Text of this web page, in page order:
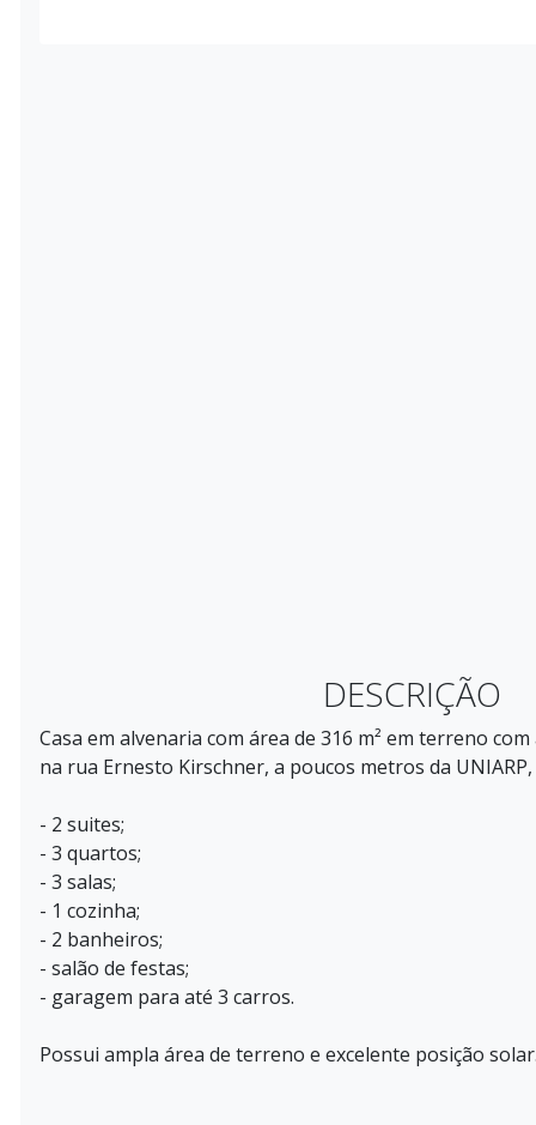
DESCRIÇÃO
Casa em alvenaria com área de 316 m² em terreno
na rua Ernesto Kirschner, a poucos metros da
- 2 suites;
- 3 quartos;
- 3 salas;
- 1 cozinha;
- 2 banheiros;
- salão de festas;
- garagem para até 3 carros.
Possui ampla área de terreno e excelente posição